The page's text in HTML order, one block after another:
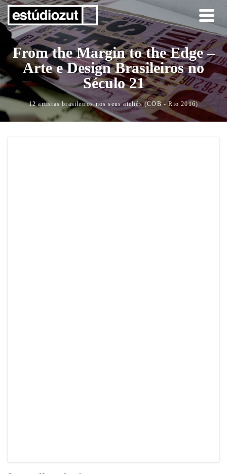
From the Margin to the Edge –
Arte e Design Brasileiros no
Século 21
12 artistas brasileiros nos seus ateliês (COB - Rio 2016)